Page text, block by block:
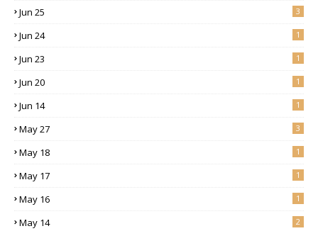
Jun 25 3
Jun 24 1
Jun 23 1
Jun 20 1
Jun 14 1
May 27 3
May 18 1
May 17 1
May 16 1
May 14 2